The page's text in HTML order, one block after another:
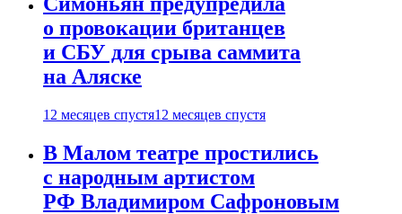
о провокации британцев
и СБУ для срыва саммита
на Аляске
12 месяцев спустя12 месяцев спустя
В Малом театре простились
с народным артистом
РФ Владимиром Сафроновым